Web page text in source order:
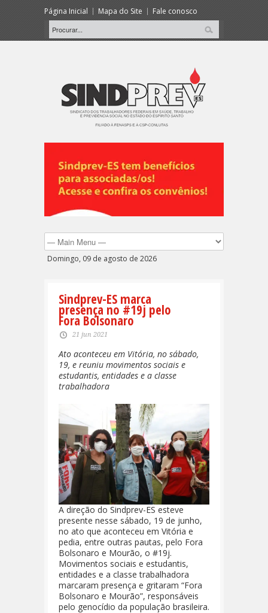
Página Inicial Mapa do Site Fale conosco
Domingo, 09 de agosto de 2026
Sindprev-ES marca
presença no #19j pelo
Fora Bolsonaro
21 jun 2021
Ato aconteceu em Vitória, no sábado,
19, e reuniu movimentos sociais e
estudantis, entidades e a classe
trabalhadora
A direção do Sindprev-ES esteve
presente nesse sábado, 19 de junho,
no ato que aconteceu em Vitória e
pedia, entre outras pautas, pelo Fora
Bolsonaro e Mourão, o #19j.
Movimentos sociais e estudantis,
entidades e a classe trabalhadora
marcaram presença e gritaram “Fora
Bolsonaro e Mourão”, responsáveis
pelo genocídio da população brasileira.